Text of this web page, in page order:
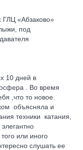
ГЛЦ «Абзаково»
под
10 дней в
. Во время
,что то новое.
объясняла и
техники катания,
или иного
слушать ее